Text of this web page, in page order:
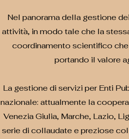
Nel panorama della gestione
attività, in modo tale che la
coordinamento scientifico
portando il valore
La gestione di servizi per Enti
nazionale: attualmente la
Venezia Giulia, Marche, Lazio,
serie di collaudate e preziose